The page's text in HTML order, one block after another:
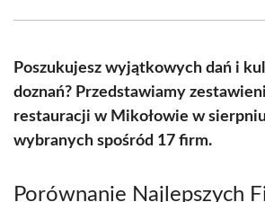
(Twitter)
Poszukujesz wyjątkowych dań i
doznań? Przedstawiamy
restauracji w Mikołowie w
wybranych spośród 17 firm.
Porównanie Najlepszych